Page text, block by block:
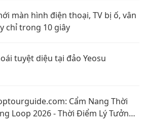
màn hình điện thoại, TV bị ố, vân
chỉ trong 10 giây
tuyệt diệu tại đảo Yeosu
Cẩm Nang Thời
Loop 2026 - Thời Điểm Lý Tưởng